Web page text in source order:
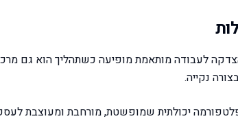
לעבודה מותאמת מופיעה כשתהליך הוא גם
נקייה.
יכולתית שמופשטת, מורחבת ומעוצבת